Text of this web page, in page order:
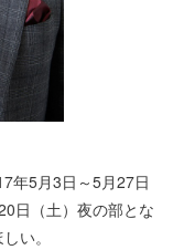
年5月3日～5月27日
日（土）夜の部とな
い。